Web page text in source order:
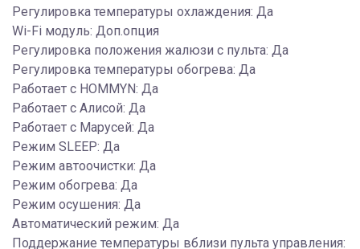
Регулировка температуры охлаждения: Да
Wi-Fi модуль: Доп.опция
Регулировка положения жалюзи с пульта: Да
Регулировка температуры обогрева: Да
Работает с HOMMYN: Да
Работает с Алисой: Да
Работает с Марусей: Да
Режим SLEEP: Да
Режим автоочистки: Да
Режим обогрева: Да
Режим осушения: Да
Автоматический режим: Да
Поддержание температуры вблизи пульта управления: